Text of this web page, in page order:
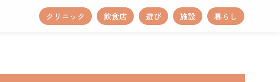
クリニック 飲食店 遊び 施設 暮らし